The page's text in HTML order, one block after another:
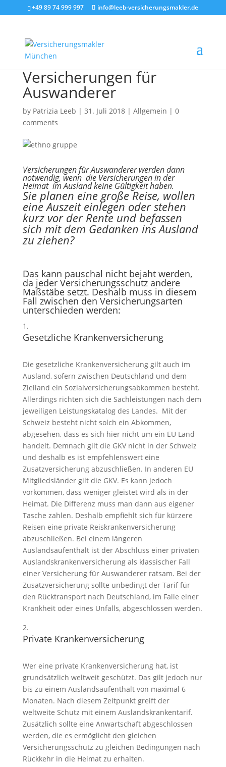
+49 89 74 999 997 info@leeb-versicherungsmakler.de
Versicherungen für
Auswanderer
by Patrizia Leeb | 31. Juli 2018| Allgemein | 0
comments
Versicherungen für Auswanderer werden dann
notwendig, wenn die Versicherungen in der
Heimat im Ausland keine Gültigkeit haben.
Sie planen eine große Reise, wollen
eine Auszeit einlegen oder stehen
kurz vor der Rente und befassen
sich mit dem Gedanken ins Ausland
zu ziehen?
Das kann pauschal nicht bejaht werden,
da jeder Versicherungsschutz andere
Maßstäbe setzt. Deshalb muss in diesem
Fall zwischen den Versicherungsarten
unterschieden werden:
Gesetzliche Krankenversicherung
Die gesetzliche Krankenversicherung gilt auch im
Ausland, sofern zwischen Deutschland und dem
Zielland ein Sozialversicherungsabkommen besteht.
Allerdings richten sich die Sachleistungen nach dem
jeweiligen Leistungskatalog des Landes. Mit der
Schweiz besteht nicht solch ein Abkommen,
abgesehen, dass es sich hier nicht um ein EU Land
handelt. Demnach gilt die GKV nicht in der Schweiz
und deshalb es ist empfehlenswert eine
Zusatzversicherung abzuschließen. In anderen EU
Mitgliedsländer gilt die GKV. Es kann jedoch
vorkommen, dass weniger gleistet wird als in der
Heimat. Die Differenz muss man dann aus eigener
Tasche zahlen. Deshalb empfiehlt sich für kürzere
Reisen eine private Reiskrankenversicherung
abzuschließen. Bei einem längeren
Auslandsaufenthalt ist der Abschluss einer privaten
Auslandskrankenversicherung als klassischer Fall
einer Versicherung für Auswanderer ratsam. Bei der
Zusatzversicherung sollte unbedingt der Tarif für
den Rücktransport nach Deutschland, im Falle einer
Krankheit oder eines Unfalls, abgeschlossen werden.
Private Krankenversicherung
Wer eine private Krankenversicherung hat, ist
grundsätzlich weltweit geschützt. Das gilt jedoch nur
bis zu einem Auslandsaufenthalt von maximal 6
Monaten. Nach diesem Zeitpunkt greift der
weltweite Schutz mit einem Auslandskrankentarif.
Zusätzlich sollte eine Anwartschaft abgeschlossen
werden, die es ermöglicht den gleichen
Versicherungsschutz zu gleichen Bedingungen nach
Rückkehr in die Heimat zu erhalten.